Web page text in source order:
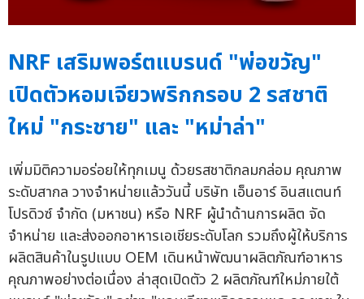
NRF เสริมพอร์ตแบรนด์ "พ่อขวัญ"
เปิดตัวหอมเจียวพริกกรอบ 2 รสชาติ
ใหม่ "กระชาย" และ "หม่าล่า"
เพิ่มมิติความอร่อยให้ทุกเมนู ด้วยรสชาติกลมกล่อม คุณภาพ
ระดับสากล วางจำหน่ายแล้ววันนี้ บริษัท เอ็นอาร์ อินสแตนท์
โปรดิวซ์ จำกัด (มหาชน) หรือ NRF ผู้นำด้านการผลิต จัด
จำหน่าย และส่งออกอาหารเอเชียระดับโลก รวมถึงผู้ให้บริการ
ผลิตสินค้าในรูปแบบ OEM เดินหน้าพัฒนาผลิตภัณฑ์อาหาร
คุณภาพอย่างต่อเนื่อง ล่าสุดเปิดตัว 2 ผลิตภัณฑ์ใหม่ภายใต้